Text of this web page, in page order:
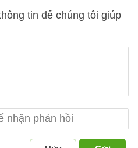
tin để chúng tôi giúp